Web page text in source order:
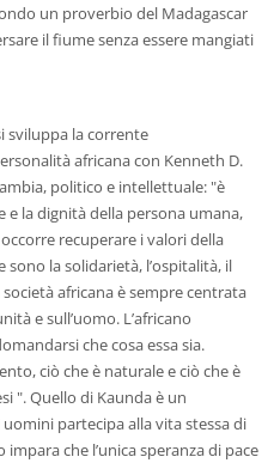
un proverbio del Madagascar
il fiume senza essere mangiati
sviluppa la corrente
africana con Kenneth D.
politico e intellettuale: "è
e la dignità della persona umana,
recuperare i valori della
sono la solidarietà, l’ospitalità, il
africana è sempre centrata
e sull’uomo. L’africano
che cosa essa sia.
ciò che è naturale e ciò che è
". Quello di Kaunda è un
partecipa alla vita stessa di
che l’unica speranza di pace